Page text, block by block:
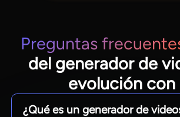
Preguntas
del generador de
evolución con
¿Qué es un generador de